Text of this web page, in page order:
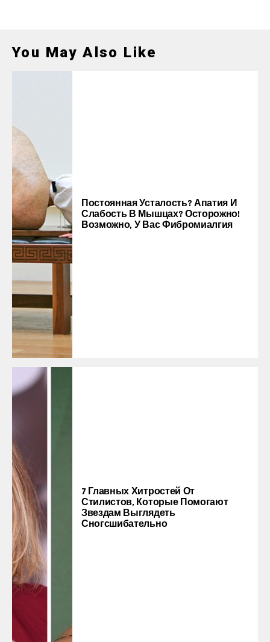
You May Also Like
Постоянная Усталость? Апатия И
Слабость В Мышцах? Осторожно!
Возможно, У Вас Фибромиалгия
7 Главных Хитростей От
Стилистов, Которые Помогают
Звездам Выглядеть
Сногсшибательно